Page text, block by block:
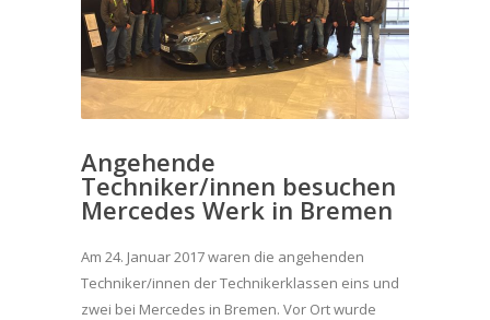
Angehende
Techniker/innen besuchen
Mercedes Werk in Bremen
Am 24. Januar 2017 waren die angehenden
Techniker/innen der Technikerklassen eins und
zwei bei Mercedes in Bremen. Vor Ort wurde